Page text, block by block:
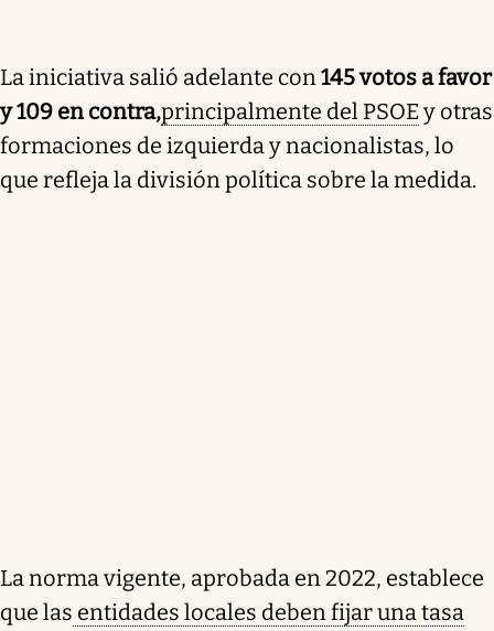
La iniciativa salió adelante con145 votos a favor
y 109 en contra,principalmente del PSOE y otras
formaciones de izquierda y nacionalistas, lo
que refleja la división política sobre la medida.
La norma vigente, aprobada en 2022, establece
que las entidades locales deben fijar una tasa